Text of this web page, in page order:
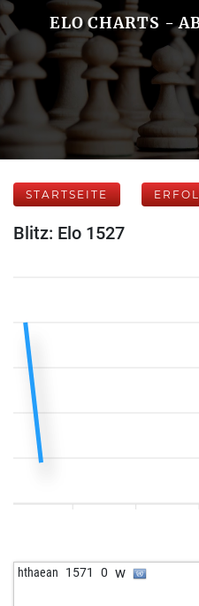
ELO CHARTS -
STARTSEITE
Blitz: Elo 1527
hthaean 1571 0 w